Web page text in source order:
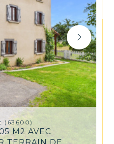
(63600)
M2 AVEC